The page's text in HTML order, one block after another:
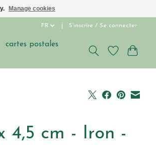
FR S’inscrire / Se connecter
cartes postales
4,5 cm - Iron -
Manage cookies